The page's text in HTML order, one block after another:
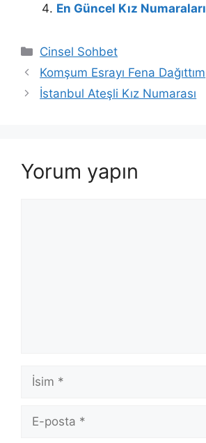
En Güncel Kız Numaraları
Kategoriler
Cinsel Sohbet
Komşum Esrayı Fena Dağıttım
İstanbul Ateşli Kız Numarası
Yorum yapın
İsim
posta